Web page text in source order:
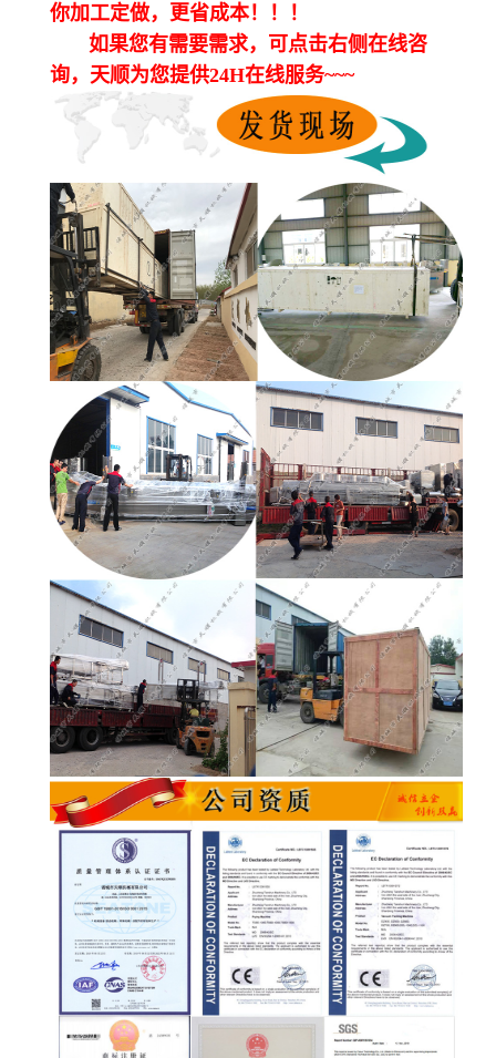
你加工定做，更省成本！！！
如果您有需要需求，可点击右侧在线咨
询，天顺为您提供24H在线服务~~~